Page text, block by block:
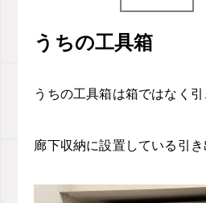
うちの工具箱
うちの工具箱は箱ではなく引
廊下収納に設置している引